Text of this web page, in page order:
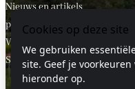
Nieuws en artikels
privacy statement
Voorwaarden
Sitemap
Cookies op deze site
We gebruiken
site. Geef je
hieronder op.